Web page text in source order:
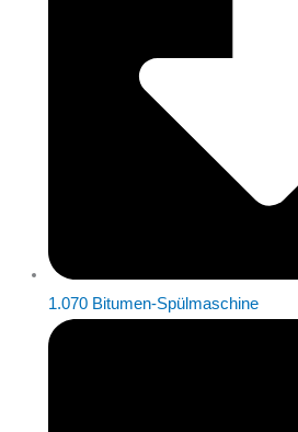
1.070 Bitumen-Spülmaschine